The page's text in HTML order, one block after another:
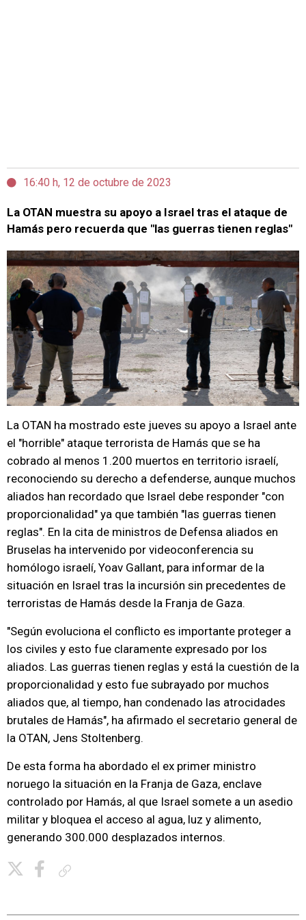
16:40 h, 12 de octubre de 2023
La OTAN muestra su apoyo a Israel tras el ataque de
Hamás pero recuerda que "las guerras tienen reglas"
La OTAN ha mostrado este jueves su apoyo a Israel ante
el "horrible" ataque terrorista de Hamás que se ha
cobrado al menos 1.200 muertos en territorio israelí,
reconociendo su derecho a defenderse, aunque muchos
aliados han recordado que Israel debe responder "con
proporcionalidad" ya que también "las guerras tienen
reglas". En la cita de ministros de Defensa aliados en
Bruselas ha intervenido por videoconferencia su
homólogo israelí, Yoav Gallant, para informar de la
situación en Israel tras la incursión sin precedentes de
terroristas de Hamás desde la Franja de Gaza.
"Según evoluciona el conflicto es importante proteger a
los civiles y esto fue claramente expresado por los
aliados. Las guerras tienen reglas y está la cuestión de la
proporcionalidad y esto fue subrayado por muchos
aliados que, al tiempo, han condenado las atrocidades
brutales de Hamás", ha afirmado el secretario general de
la OTAN, Jens Stoltenberg.
De esta forma ha abordado el ex primer ministro
noruego la situación en la Franja de Gaza, enclave
controlado por Hamás, al que Israel somete a un asedio
militar y bloquea el acceso al agua, luz y alimento,
generando 300.000 desplazados internos.